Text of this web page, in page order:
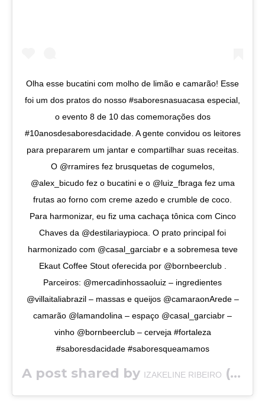
Olha esse bucatini com molho de limão e camarão! Esse
foi um dos pratos do nosso #saboresnasuacasa especial,
o evento 8 de 10 das comemorações dos
#10anosdesaboresdacidade. A gente convidou os leitores
para prepararem um jantar e compartilhar suas receitas.
O @rramires fez brusquetas de cogumelos,
@alex_bicudo fez o bucatini e o @luiz_fbraga fez uma
frutas ao forno com creme azedo e crumble de coco.
Para harmonizar, eu fiz uma cachaça tônica com Cinco
Chaves da @destilariaypioca. O prato principal foi
harmonizado com @casal_garciabr e a sobremesa teve
Ekaut Coffee Stout oferecida por @bornbeerclub .
Parceiros: @mercadinhossaoluiz – ingredientes
@villaitaliabrazil – massas e queijos @camaraonArede –
camarão @lamandolina – espaço @casal_garciabr –
vinho @bornbeerclub – cerveja #fortaleza
#saboresdacidade #saboresqueamamos
A post shared by IZAKELINE RIBEIRO (@saboresdacidade) on